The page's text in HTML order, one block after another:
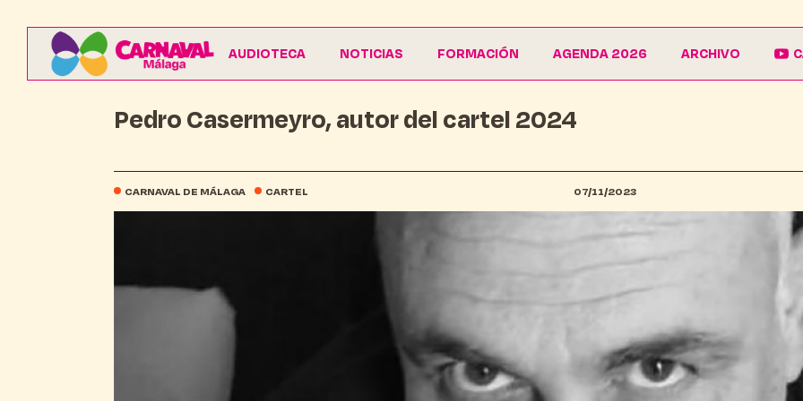
AUDIOTECA NOTICIAS FORMACIÓN
La Escuela
Vive La Casa del Carnaval
AGENDA 2026 ARCHIVO
Conferencias
Pedro Casermeyro, autor del cartel 2024
CARNAVAL DE MÁLAGA CARTEL 07/11/2023